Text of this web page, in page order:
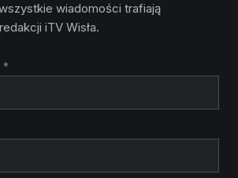
wiadomości trafiają
iTV Wisła.
*